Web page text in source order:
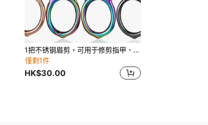
1把不锈钢眉剪，可用于修剪指甲、胡须、面部毛发和眉毛，轻松打造精致妆容。适用于化妆、家居装饰、梳妆台、旅行、卧室等场合。这款化妆工具价格实惠，是圣诞礼物、礼品、女士礼物、圣诞礼物、赠品、旅行必备品等的理想之选。
僅剩1件
HK$30.00